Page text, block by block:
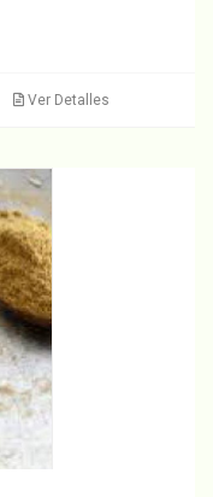
Ver Detalles